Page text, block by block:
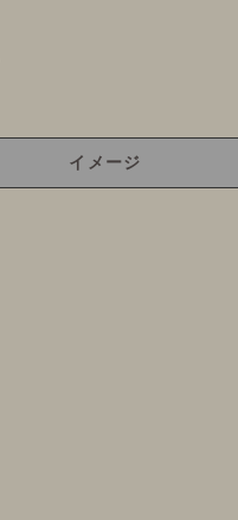
イメージ